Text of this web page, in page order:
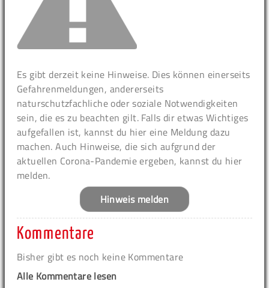
Es gibt derzeit keine Hinweise. Dies können einerseits
Gefahrenmeldungen, andererseits
naturschutzfachliche oder soziale Notwendigkeiten
sein, die es zu beachten gilt. Falls dir etwas Wichtiges
aufgefallen ist, kannst du hier eine Meldung dazu
machen. Auch Hinweise, die sich aufgrund der
aktuellen Corona-Pandemie ergeben, kannst du hier
melden.
Hinweis melden
Kommentare
Bisher gibt es noch keine Kommentare
Alle Kommentare lesen